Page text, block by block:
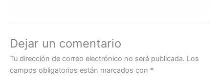
Dejar un comentario
Tu dirección de correo electrónico no será publicada. Los
campos obligatorios están marcados con *